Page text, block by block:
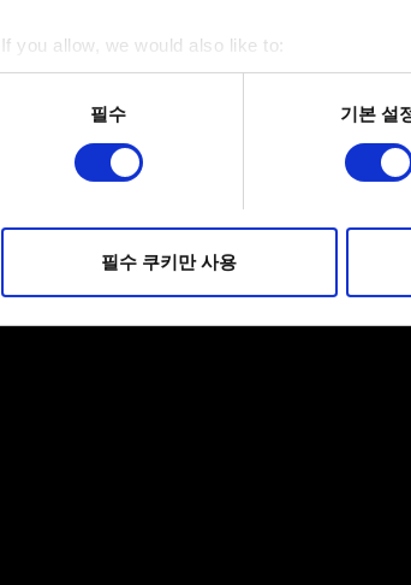
If you allow, we would also like to:
Collect information about your
Identify your device by actively
Find out more about how your personal data is
피드백을 제공하여 사용자의 웹사이트 이용 환
소통할 경우, 사용자의 선호도를 파악하기 위해
필수 기본 설
필수 쿠키만 사용